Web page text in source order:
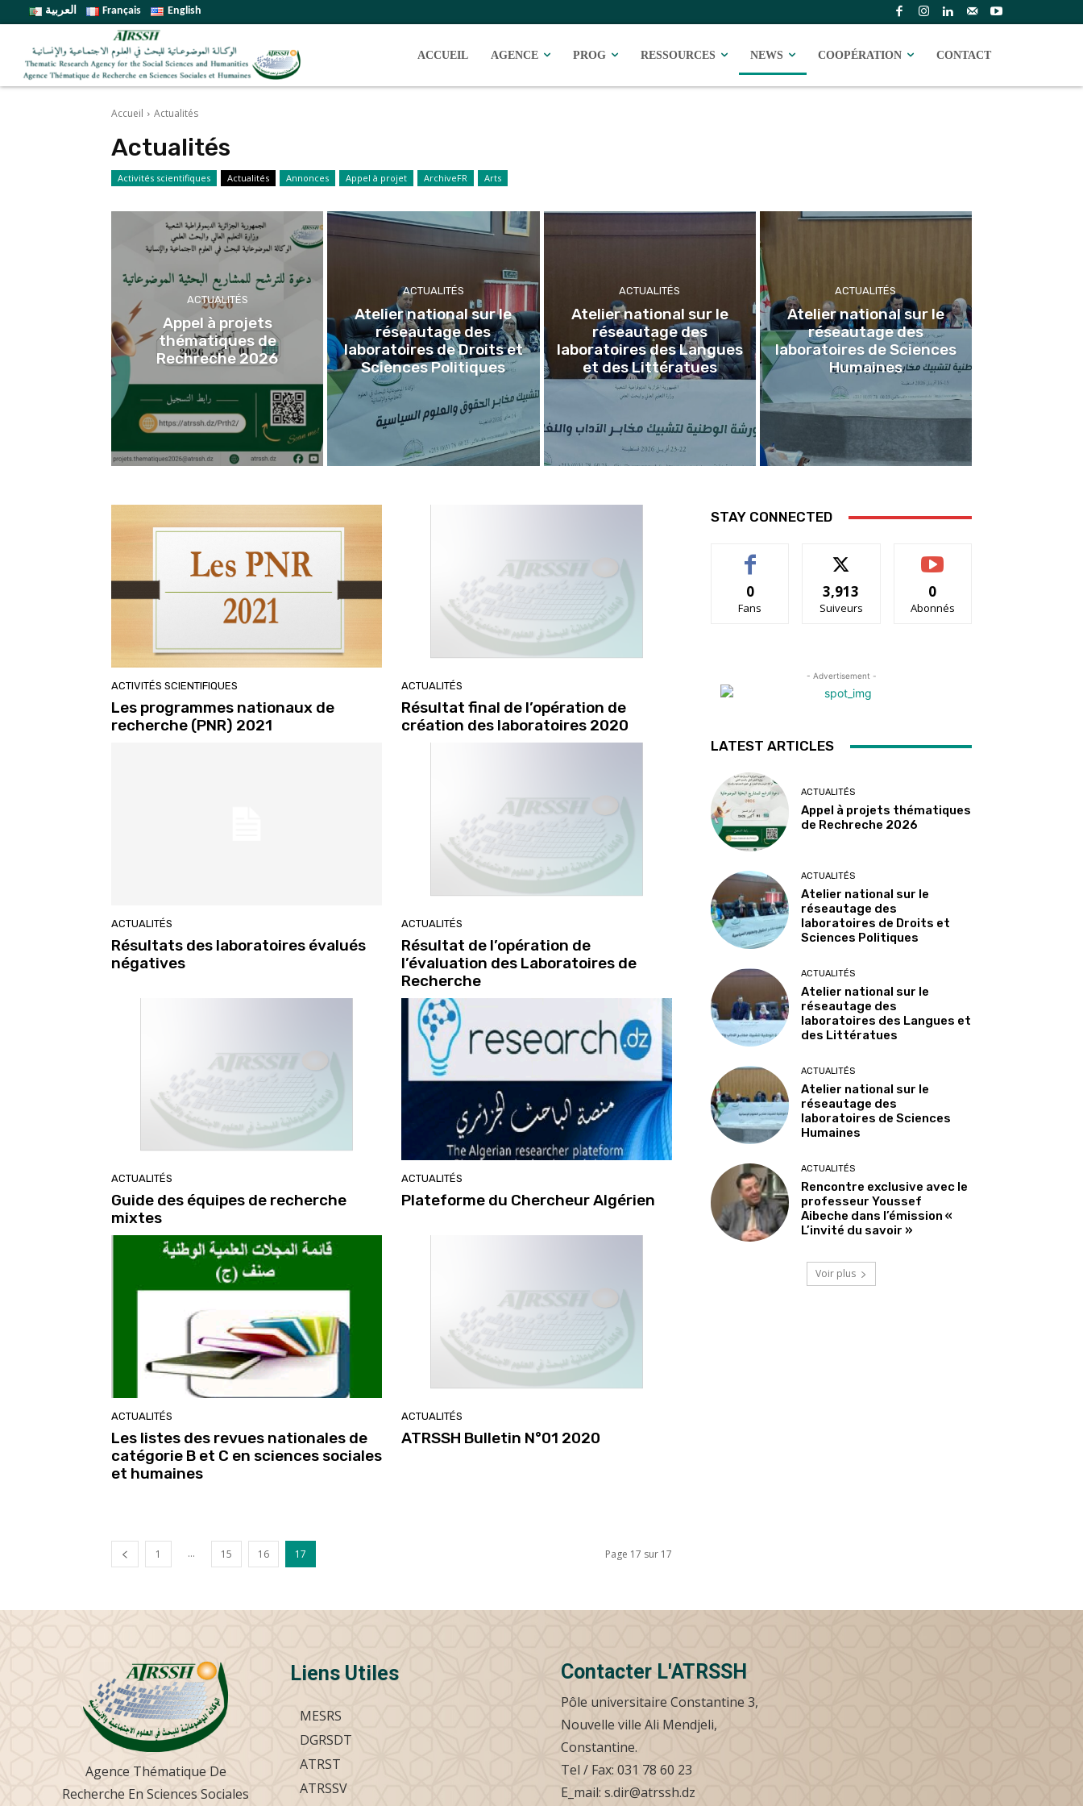
العربية Français English
ACCUEIL AGENCE PROG RESSOURCES NEWS COOPÉRATION CONTACT
Accueil Actualités
Actualités
Activités scientifiques Actualités Annonces Appel à projet ArchiveFR Arts
ACTUALITÉS
Appel à projets
thématiques de
Rechreche 2026
ACTUALITÉS
Atelier national sur le
réseautage des
laboratoires de Droits et
Sciences Politiques
ACTUALITÉS
Atelier national sur le
réseautage des
laboratoires des Langues
et des Littératues
ACTUALITÉS
Atelier national sur le
réseautage des
laboratoires de Sciences
Humaines
ACTIVITÉS SCIENTIFIQUES
Les programmes nationaux de
recherche (PNR) 2021
ACTUALITÉS
Résultat final de l’opération de
création des laboratoires 2020
ACTUALITÉS
Résultats des laboratoires évalués
négatives
ACTUALITÉS
Résultat de l’opération de
l’évaluation des Laboratoires de
Recherche
ACTUALITÉS
Guide des équipes de recherche
mixtes
ACTUALITÉS
Plateforme du Chercheur Algérien
ACTUALITÉS
Les listes des revues nationales de
catégorie B et C en sciences sociales
et humaines
ACTUALITÉS
ATRSSH Bulletin N°01 2020
1 ... 15 16 17 Page 17 sur 17
STAY CONNECTED
0
Fans
3,913
Suiveurs
0
Abonnés
- Advertisement -
LATEST ARTICLES
ACTUALITÉS
Appel à projets thématiques
de Rechreche 2026
ACTUALITÉS
Atelier national sur le
réseautage des
laboratoires de Droits et
Sciences Politiques
ACTUALITÉS
Atelier national sur le
réseautage des
laboratoires des Langues et
des Littératues
ACTUALITÉS
Atelier national sur le
réseautage des
laboratoires de Sciences
Humaines
ACTUALITÉS
Rencontre exclusive avec le
professeur Youssef
Aibeche dans l’émission «
L’invité du savoir »
Voir plus
Agence Thématique De
Recherche En Sciences Sociales
Liens Utiles
MESRS
DGRSDT
ATRST
ATRSSV
Contacter L'ATRSSH
Pôle universitaire Constantine 3,
Nouvelle ville Ali Mendjeli,
Constantine.
Tel / Fax: 031 78 60 23
E_mail: s.dir@atrssh.dz